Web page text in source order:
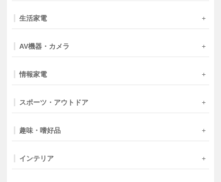
生活家電
AV機器・カメラ
情報家電
スポーツ・アウトドア
趣味・嗜好品
インテリア